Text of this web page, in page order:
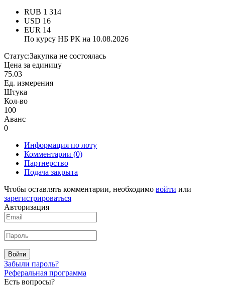
RUB 1 314
USD 16
EUR 14
По курсу НБ РК на 10.08.2026
Статус:Закупка не состоялась
Цена за единицу
75.03
Ед. измерения
Штука
Кол-во
100
Аванс
0
Информация по лоту
Комментарии (0)
Партнерство
Подача закрыта
Чтобы оставлять комментарии, необходимо войти или
зарегистрироваться
Авторизация
Войти
Забыли пароль?
Реферальная программа
Есть вопросы?